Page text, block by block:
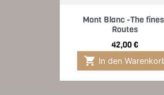
 Vorschau
Mont Blanc -The
Routes
Preis
42,00 €
 In den